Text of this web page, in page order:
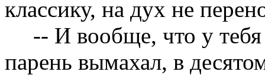
классику, на дух не
-- И вообще, что у тебя
парень вымахал, в